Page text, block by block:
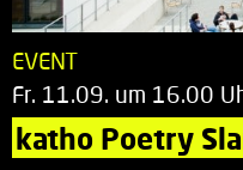
EVENT
Fr. 11.09. um 16.00
katho Poetry